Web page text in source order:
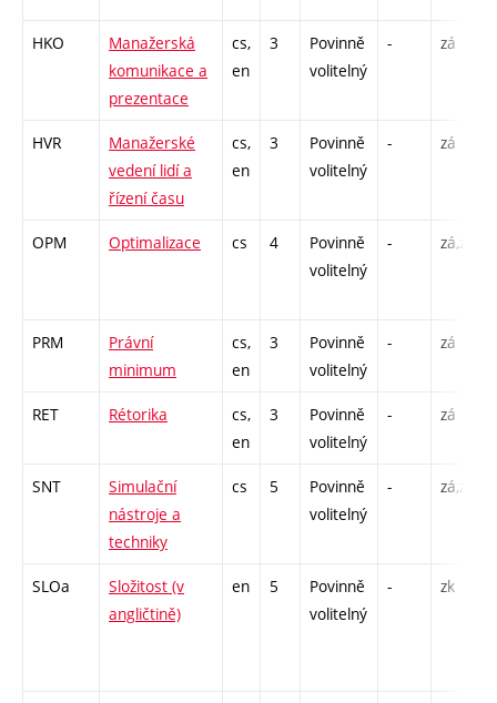
HKO
Manažerská
komunikace a
prezentace
cs,
en
3
Povinně
volitelný
- zá
HVR
Manažerské
vedení lidí a
řízení času
cs,
en
3
Povinně
volitelný
- zá
OPM Optimalizace cs 4
Povinně
volitelný
- zá,zk
PRM
Právní
minimum
cs,
en
3
Povinně
volitelný
- zá
RET Rétorika
cs,
en
3
Povinně
volitelný
- zá
SNT
Simulační
nástroje a
techniky
cs 5
Povinně
volitelný
- zá,zk
SLOa
Složitost (v
angličtině)
en 5
Povinně
volitelný
- zk